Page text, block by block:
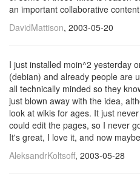
an important collaborative
DavidMattison, 2003-05-20
I just installed moin^2 yesterday
(debian) and already people are
all technically minded so they
just blown away with the idea,
look at wikis for ages. It just
could edit the pages, so I never
It's great, I love it, and now
AleksandrKoltsoff, 2003-05-28